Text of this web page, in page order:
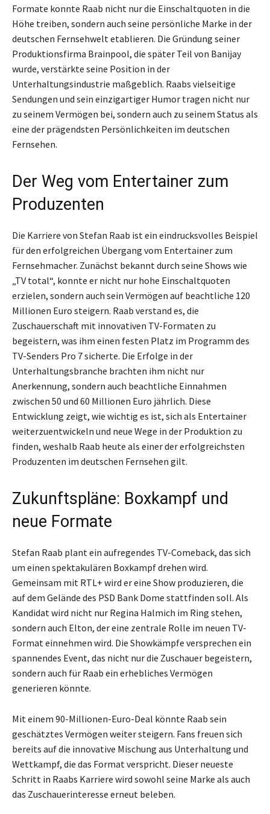
Formate konnte Raab nicht nur die Einschaltquoten in die
Höhe treiben, sondern auch seine persönliche Marke in der
deutschen Fernsehwelt etablieren. Die Gründung seiner
Produktionsfirma Brainpool, die später Teil von Banijay
wurde, verstärkte seine Position in der
Unterhaltungsindustrie maßgeblich. Raabs vielseitige
Sendungen und sein einzigartiger Humor tragen nicht nur
zu seinem Vermögen bei, sondern auch zu seinem Status als
eine der prägendsten Persönlichkeiten im deutschen
Fernsehen.
Der Weg vom Entertainer zum
Produzenten
Die Karriere von Stefan Raab ist ein eindrucksvolles Beispiel
für den erfolgreichen Übergang vom Entertainer zum
Fernsehmacher. Zunächst bekannt durch seine Shows wie
„TV total“, konnte er nicht nur hohe Einschaltquoten
erzielen, sondern auch sein Vermögen auf beachtliche 120
Millionen Euro steigern. Raab verstand es, die
Zuschauerschaft mit innovativen TV-Formaten zu
begeistern, was ihm einen festen Platz im Programm des
TV-Senders Pro 7 sicherte. Die Erfolge in der
Unterhaltungsbranche brachten ihm nicht nur
Anerkennung, sondern auch beachtliche Einnahmen
zwischen 50 und 60 Millionen Euro jährlich. Diese
Entwicklung zeigt, wie wichtig es ist, sich als Entertainer
weiterzuentwickeln und neue Wege in der Produktion zu
finden, weshalb Raab heute als einer der erfolgreichsten
Produzenten im deutschen Fernsehen gilt.
Zukunftspläne: Boxkampf und
neue Formate
Stefan Raab plant ein aufregendes TV-Comeback, das sich
um einen spektakulären Boxkampf drehen wird.
Gemeinsam mit RTL+ wird er eine Show produzieren, die
auf dem Gelände des PSD Bank Dome stattfinden soll. Als
Kandidat wird nicht nur Regina Halmich im Ring stehen,
sondern auch Elton, der eine zentrale Rolle im neuen TV-
Format einnehmen wird. Die Showkämpfe versprechen ein
spannendes Event, das nicht nur die Zuschauer begeistern,
sondern auch für Raab ein erhebliches Vermögen
generieren könnte.
Mit einem 90-Millionen-Euro-Deal könnte Raab sein
geschätztes Vermögen weiter steigern. Fans freuen sich
bereits auf die innovative Mischung aus Unterhaltung und
Wettkampf, die das Format verspricht. Dieser neueste
Schritt in Raabs Karriere wird sowohl seine Marke als auch
das Zuschauerinteresse erneut beleben.